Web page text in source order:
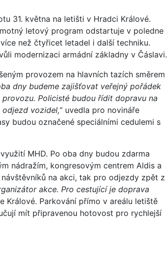
31. května na letišti v Hradci Králové.
letový program odstartuje v poledne
než čtyřicet letadel i další techniku.
modernizaci armádní základny v Čáslavi.
provozem na hlavních tazích směrem
dny budeme zajišťovat veřejný pořádek
Policisté budou řídit dopravu na
vozidel,“ uvedla pro novináře
budou označené speciálními cedulemi s
MHD. Po oba dny budou zdarma
nádražím, kongresovým centrem Aldis a
na akci, tak pro odjezdy zpět z
akce. Pro cestující je doprava
Králové. Parkování přímo v areálu letiště
mít připravenou hotovost pro rychlejší